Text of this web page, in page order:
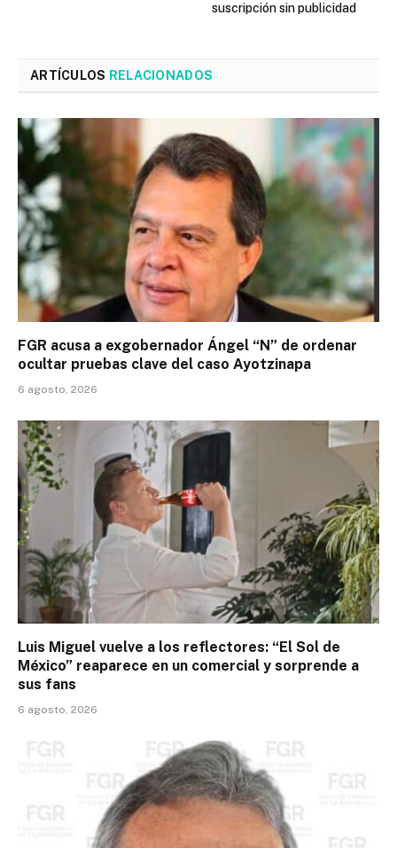
suscripción sin publicidad
ARTÍCULOS RELACIONADOS
FGR acusa a exgobernador Ángel “N” de ordenar
ocultar pruebas clave del caso Ayotzinapa
6 agosto, 2026
Luis Miguel vuelve a los reflectores: “El Sol de
México” reaparece en un comercial y sorprende a
sus fans
6 agosto, 2026